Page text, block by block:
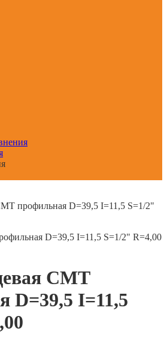
профильная D=39,5 I=11,5 S=1/2"
D=39,5 I=11,5 S=1/2" R=4,00
CMT
D=39,5 I=11,5